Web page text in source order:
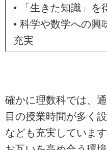
• 「生きた知識」を
• 科学や数学への興
充実
確かに理数科では、
目の授業時間が多く
なども充実していま